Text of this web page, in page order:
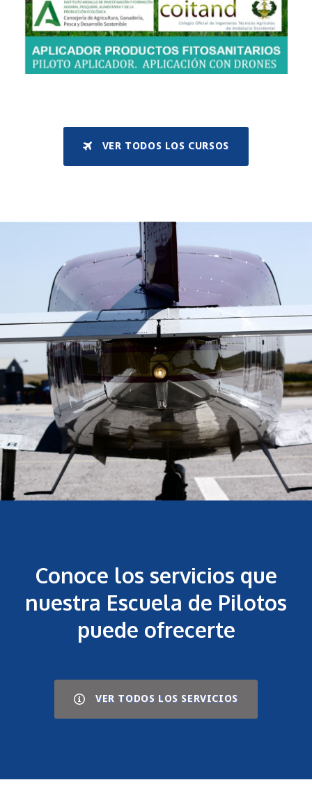
VER TODOS LOS CURSOS
Conoce los servicios que
nuestra Escuela de Pilotos
puede ofrecerte
VER TODOS LOS SERVICIOS